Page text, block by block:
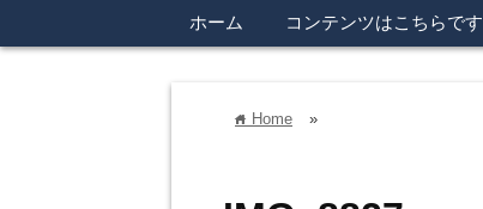
ホーム コンテンツはこちらです
home Home »